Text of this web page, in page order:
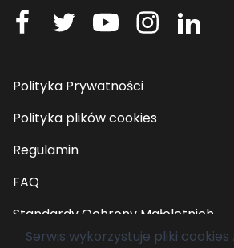
Polityka Prywatności
Polityka plików cookies
Regulamin
FAQ
Standardy Ochrony Małoletnich
Serwis wykorzystuje pliki cookies